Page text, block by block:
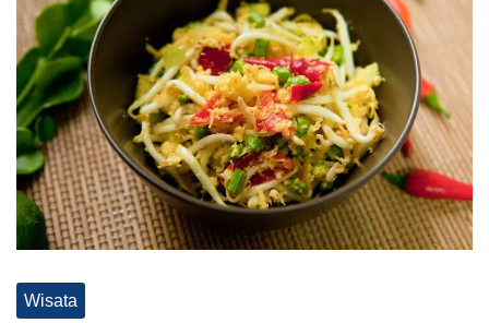
Wisata